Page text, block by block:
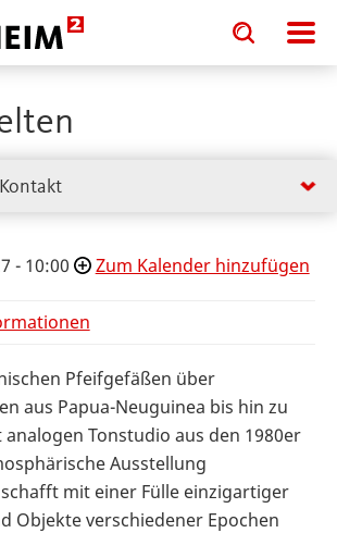
Toggle
search
input
Toggle
search
input
- 10:00 Zum Kalender hinzufügen
Pfeifgefäßen über
aus Papua-Neuguinea bis hin zu
Tonstudio aus den 1980er
Ausstellung
mit einer Fülle einzigartiger
Objekte verschiedener Epochen